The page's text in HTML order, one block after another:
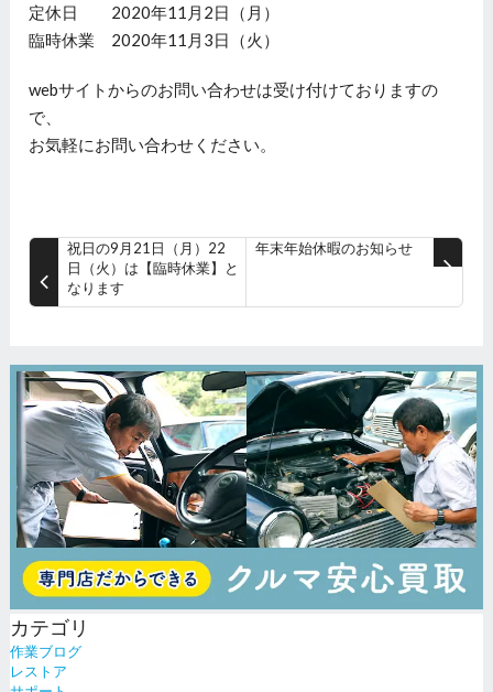
定休日 2020年11月2日（月）
臨時休業 2020年11月3日（火）
webサイトからのお問い合わせは受け付けておりますの
で、
お気軽にお問い合わせください。
祝日の9月21日（月）22
日（火）は【臨時休業】と
なります
年末年始休暇のお知らせ
カテゴリ
作業ブログ
レストア